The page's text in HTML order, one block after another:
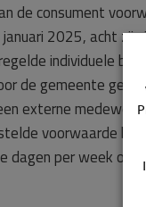
de consument
2025, acht zij
individuele
de gemeente
externe
voorwaarde
dagen per week